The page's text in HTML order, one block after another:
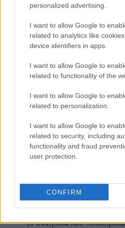
personalized advertising.
I want to allow Google to
related to analytics like
device identifiers in apps.
I want to allow Google to
related to functionality of the
I want to allow Google to
related to personalization.
I want to allow Google to
related to security, including
functionality and fraud
user protection.
CONFIRM
μας στοGoogle
fashion
Kαθαρίζεις τα παπούτσια
μαντηλάκια; Οι λόγοι που
asap
Ζώδια σήμερα (9/8):
μέλλον - Τι προβλέπεται
Η συνήθεια που